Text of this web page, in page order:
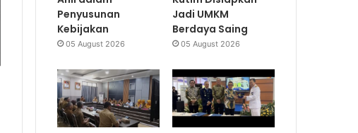
Penyusunan
Kebijakan
05 August 2026
Jadi UMKM
Berdaya Saing
05 August 2026